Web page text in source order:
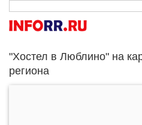
"Хостел в Люблино" на
региона